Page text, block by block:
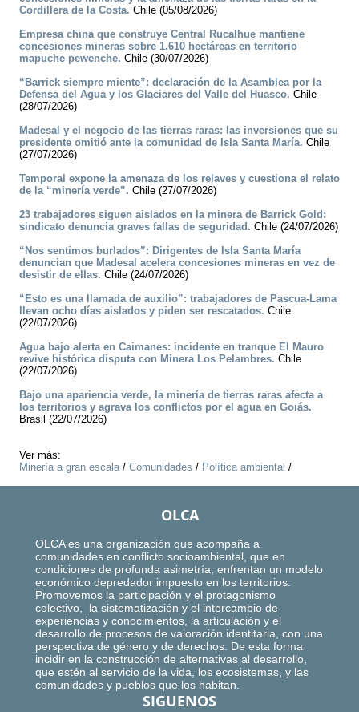
Cordillera de la Costa. Chile (05/08/2026)
Empresa china que construye Central Rucalhue mantiene
concesiones mineras sobre 1.610 hectáreas en territorio
mapuche pewenche. Chile (30/07/2026)
“Barrick siempre miente”: declaración de la Asamblea por la
Defensa del Agua y los Glaciares del Valle del Huasco. Chile
(28/07/2026)
Madesal y el negocio de las tierras raras: las inversiones que su
presidente omitió ante la comunidad de Isla Santa María. Chile
(27/07/2026)
Temporal expone la amenaza de los relaves y cuestiona el relato
de la “minería verde”. Chile (27/07/2026)
23 trabajadores siguen aislados en la minera de Barrick Gold:
sindicato denuncia graves fallas de seguridad. Chile (24/07/2026)
“Nos sentimos burlados”: Dirigentes de Isla Santa María
denuncian que Madesal acelera concesiones mineras en vez de
desistir de ellas. Chile (24/07/2026)
“Esto es una llamada de auxilio”: trabajadores de Pascua-Lama
llevan ocho días aislados y piden ser rescatados. Chile
(22/07/2026)
Agua bajo alerta en Caimanes: incidente en tranque El Mauro
revive histórica disputa con Minera Los Pelambres. Chile
(22/07/2026)
Bajo una apariencia verde, la minería de tierras raras afecta a
los territorios y agrava los conflictos por el agua en Goiás.
Brasil (22/07/2026)
Ver más:
Minería a gran escala/ Comunidades / Política ambiental /
OLCA
OLCA es una organización que acompaña a
comunidades en conflicto socioambiental, que en
condiciones de profunda asimetría, enfrentan un modelo
económico depredador impuesto en los territorios.
Promovemos la participación y el protagonismo
colectivo, la sistematización y el intercambio de
experiencias y conocimientos, la articulación y el
desarrollo de procesos de valoración identitaria, con una
perspectiva de género y de derechos. De esta forma
incidir en la construcción de alternativas al desarrollo,
que estén al servicio de la vida, los ecosistemas, y las
comunidades y pueblos que los habitan.
SIGUENOS